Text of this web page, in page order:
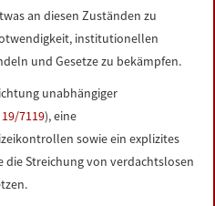
an diesen Zuständen zu
institutionellen
und Gesetze zu bekämpfen.
unabhängiger
7119), eine
sowie ein explizites
die Streichung von verdachtslosen